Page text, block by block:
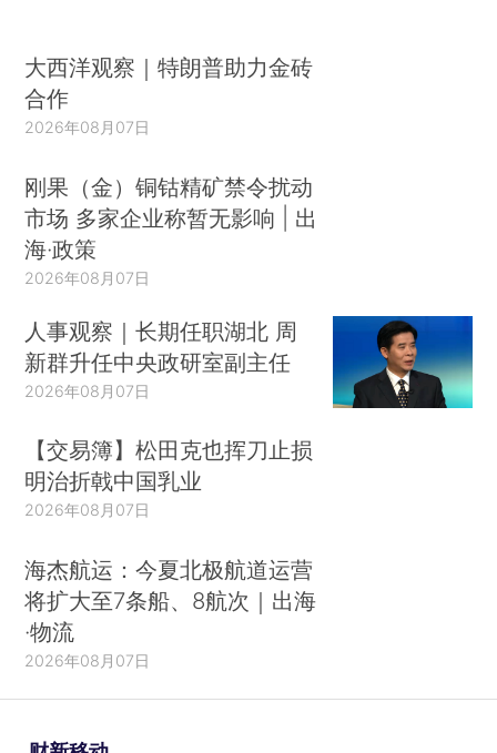
大西洋观察｜特朗普助力金砖
合作
2026年08月07日
刚果（金）铜钴精矿禁令扰动
市场 多家企业称暂无影响 | 出
海·政策
2026年08月07日
人事观察｜长期任职湖北 周
新群升任中央政研室副主任
2026年08月07日
【交易簿】松田克也挥刀止损
明治折戟中国乳业
2026年08月07日
海杰航运：今夏北极航道运营
将扩大至7条船、8航次｜出海
·物流
2026年08月07日